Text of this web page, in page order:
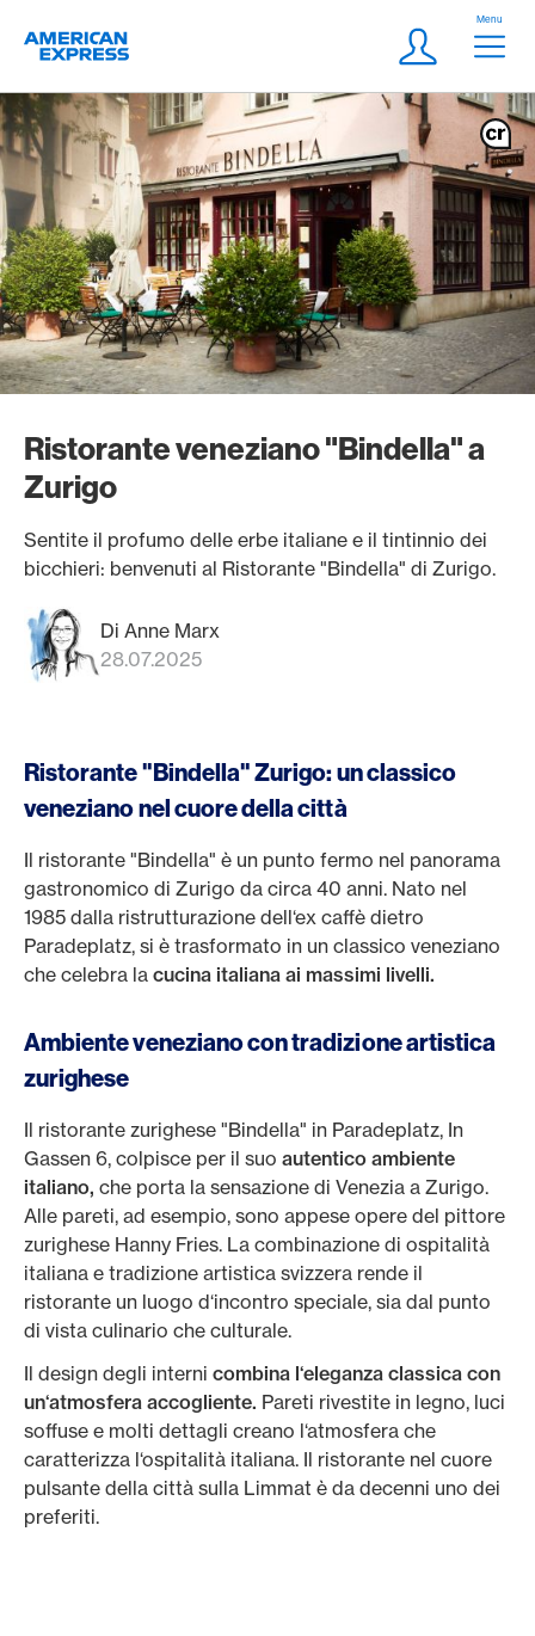
Logo
Meta
Login
Menu
Ristorante veneziano "Bindella" a
Zurigo
Sentite il profumo delle erbe italiane e il tintinnio dei
bicchieri: benvenuti al Ristorante "Bindella" di Zurigo.
Di Anne Marx
28.07.2025
Ristorante "Bindella" Zurigo: un classico
veneziano nel cuore della città
Il ristorante "Bindella" è un punto fermo nel panorama
gastronomico di Zurigo da circa 40 anni. Nato nel
1985 dalla ristrutturazione dell‘ex caffè dietro
Paradeplatz, si è trasformato in un classico veneziano
che celebra la cucina italiana ai massimi livelli.
Ambiente veneziano con tradizione artistica
zurighese
Il ristorante zurighese "Bindella" in Paradeplatz, In
Gassen 6, colpisce per il suo autentico ambiente
italiano, che porta la sensazione di Venezia a Zurigo.
Alle pareti, ad esempio, sono appese opere del pittore
zurighese Hanny Fries. La combinazione di ospitalità
italiana e tradizione artistica svizzera rende il
ristorante un luogo d‘incontro speciale, sia dal punto
di vista culinario che culturale.
Il design degli interni combina l‘eleganza classica con
un‘atmosfera accogliente. Pareti rivestite in legno, luci
soffuse e molti dettagli creano l‘atmosfera che
caratterizza l‘ospitalità italiana. Il ristorante nel cuore
pulsante della città sulla Limmat è da decenni uno dei
preferiti.